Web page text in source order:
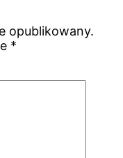
opublikowany.
*